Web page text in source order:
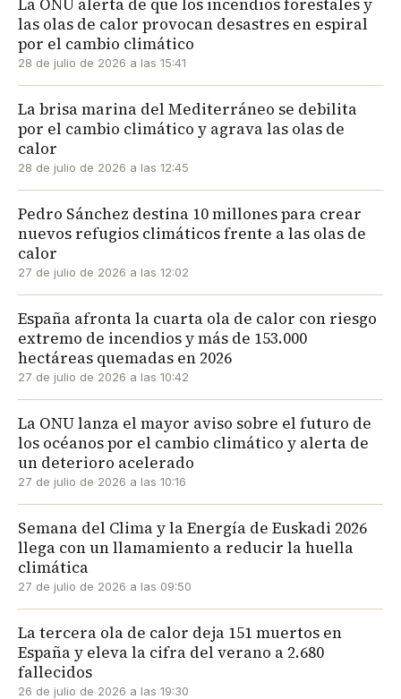
La ONU alerta de que los incendios forestales y
las olas de calor provocan desastres en espiral
por el cambio climático
28 de julio de 2026 a las 15:41
La brisa marina del Mediterráneo se debilita
por el cambio climático y agrava las olas de
calor
28 de julio de 2026 a las 12:45
Pedro Sánchez destina 10 millones para crear
nuevos refugios climáticos frente a las olas de
calor
27 de julio de 2026 a las 12:02
España afronta la cuarta ola de calor con riesgo
extremo de incendios y más de 153.000
hectáreas quemadas en 2026
27 de julio de 2026 a las 10:42
La ONU lanza el mayor aviso sobre el futuro de
los océanos por el cambio climático y alerta de
un deterioro acelerado
27 de julio de 2026 a las 10:16
Semana del Clima y la Energía de Euskadi 2026
llega con un llamamiento a reducir la huella
climática
27 de julio de 2026 a las 09:50
La tercera ola de calor deja 151 muertos en
España y eleva la cifra del verano a 2.680
fallecidos
26 de julio de 2026 a las 19:30